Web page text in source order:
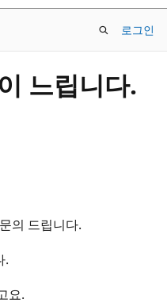
로그인
느립니다.
의 드립니다.
.
요.